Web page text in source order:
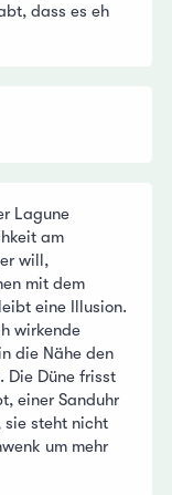
dass es eh
Lagune
am
will,
mit dem
eine Illusion.
wirkende
die Nähe den
Die Düne frisst
einer Sanduhr
steht nicht
um mehr